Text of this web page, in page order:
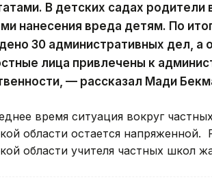
В детских садах
нанесения вреда детям. По
30 административных дел, а
лица привлечены к
— рассказал Мади
время ситуация вокруг
области остается напряженной.
области учителя частных школ